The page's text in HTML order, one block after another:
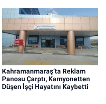
Kahramanmaraş’ta Reklam
Panosu Çarptı, Kamyonetten
Düşen İşçi Hayatını Kaybetti